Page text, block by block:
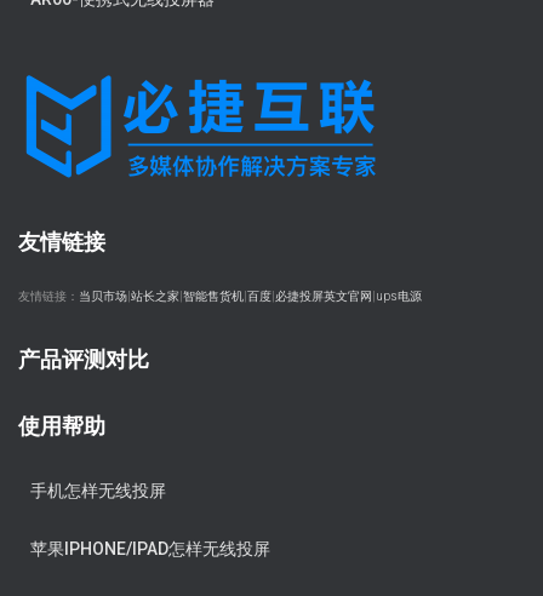
友情链接
友情链接： 当贝市场 站长之家 智能售货机 百度 必捷投屏英文官网 ups电源
产品评测对比
使用帮助
手机怎样无线投屏
苹果IPHONE/IPAD怎样无线投屏